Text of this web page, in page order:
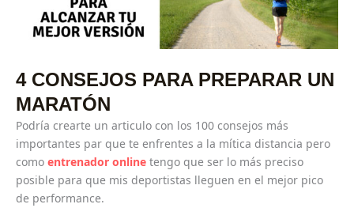
4 CONSEJOS PARA PREPARAR UN
MARATÓN
Podría crearte un articulo con los 100 consejos más
importantes par que te enfrentes a la mítica distancia pero
como entrenador online tengo que ser lo más preciso
posible para que mis deportistas lleguen en el mejor pico
de performance.